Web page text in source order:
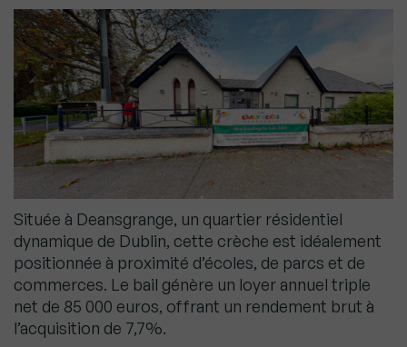
Située à Deansgrange, un quartier résidentiel
dynamique de Dublin, cette crèche est idéalement
positionnée à proximité d’écoles, de parcs et de
commerces. Le bail génère un loyer annuel triple
net de 85 000 euros, offrant un rendement brut à
l’acquisition de 7,7%.